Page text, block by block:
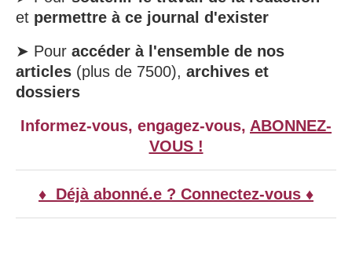
et permettre à ce journal d'exister
➤ Pour accéder à l'ensemble de nos
articles (plus de 7500), archives et
dossiers
Informez-vous, engagez-vous, ABONNEZ-
VOUS !
♦ Déjà abonné.e ? Connectez-vous ♦